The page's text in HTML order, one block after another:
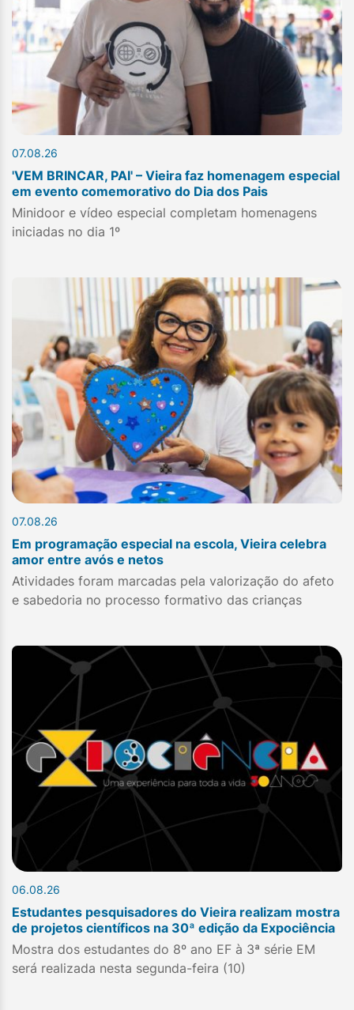
07.08.26
'VEM BRINCAR, PAI' – Vieira faz homenagem especial
em evento comemorativo do Dia dos Pais
Minidoor e vídeo especial completam homenagens
iniciadas no dia 1º
07.08.26
Em programação especial na escola, Vieira celebra
amor entre avós e netos
Atividades foram marcadas pela valorização do afeto
e sabedoria no processo formativo das crianças
06.08.26
Estudantes pesquisadores do Vieira realizam mostra
de projetos científicos na 30ª edição da Expociência
Mostra dos estudantes do 8º ano EF à 3ª série EM
será realizada nesta segunda-feira (10)